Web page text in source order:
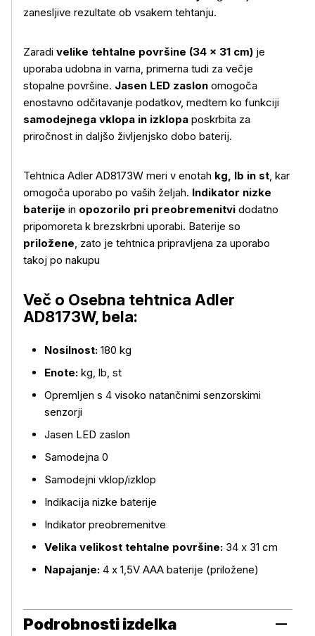
Več o izdelku
zanesljive rezultate ob vsakem tehtanju.
Zaradi velike tehtalne površine (34 × 31 cm) je
uporaba udobna in varna, primerna tudi za večje
stopalne površine. Jasen LED zaslon omogoča
enostavno odčitavanje podatkov, medtem ko funkciji
samodejnega vklopa in izklopa poskrbita za
priročnost in daljšo življenjsko dobo baterij.
Tehtnica Adler AD8173W meri v enotah kg, lb in st, kar
omogoča uporabo po vaših željah. Indikator nizke
baterije in opozorilo pri preobremenitvi dodatno
pripomoreta k brezskrbni uporabi. Baterije so
priložene, zato je tehtnica pripravljena za uporabo
takoj po nakupu
Več o Osebna tehtnica Adler
AD8173W, bela:
Nosilnost: 180 kg
Enote: kg, lb, st
Opremljen s 4 visoko natančnimi senzorskimi
senzorji
Jasen LED zaslon
Samodejna 0
Samodejni vklop/izklop
Indikacija nizke baterije
Indikator preobremenitve
Velika velikost tehtalne površine: 34 x 31 cm
Napajanje: 4 x 1,5V AAA baterije (priložene)
Podrobnosti izdelka